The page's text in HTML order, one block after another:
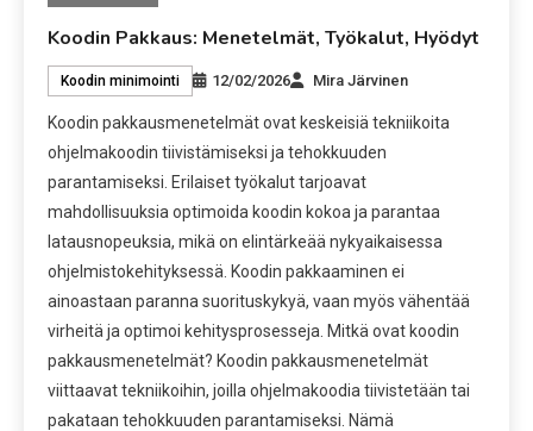
Koodin Pakkaus: Menetelmät, Työkalut, Hyödyt
Koodin minimointi 12/02/2026 Mira Järvinen
Koodin pakkausmenetelmät ovat keskeisiä tekniikoita
ohjelmakoodin tiivistämiseksi ja tehokkuuden
parantamiseksi. Erilaiset työkalut tarjoavat
mahdollisuuksia optimoida koodin kokoa ja parantaa
latausnopeuksia, mikä on elintärkeää nykyaikaisessa
ohjelmistokehityksessä. Koodin pakkaaminen ei
ainoastaan paranna suorituskykyä, vaan myös vähentää
virheitä ja optimoi kehitysprosesseja. Mitkä ovat koodin
pakkausmenetelmät? Koodin pakkausmenetelmät
viittaavat tekniikoihin, joilla ohjelmakoodia tiivistetään tai
pakataan tehokkuuden parantamiseksi. Nämä